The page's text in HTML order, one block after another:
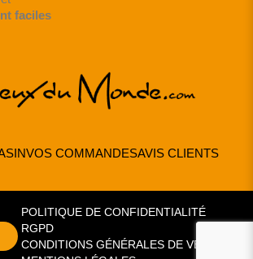
faciles
VOS COMMANDESAVIS CLIENTS
POLITIQUE DE CONFIDENTIALITÉ
RGPD
CONDITIONS GÉNÉRALES DE VENTE